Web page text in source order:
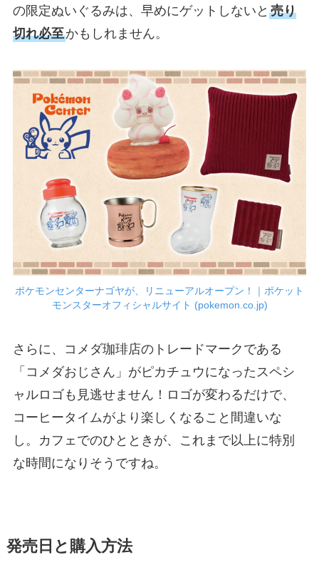
の限定ぬいぐるみは、早めにゲットしないと 売り
切れ必至かもしれません。
ポケモンセンターナゴヤが、リニューアルオープン！｜ポケット
モンスターオフィシャルサイト (pokemon.co.jp)
さらに、コメダ珈琲店のトレードマークである
「コメダおじさん」がピカチュウになったスペシ
ャルロゴも見逃せません！ロゴが変わるだけで、
コーヒータイムがより楽しくなること間違いな
し。カフェでのひとときが、これまで以上に特別
な時間になりそうですね。
発売日と購入方法